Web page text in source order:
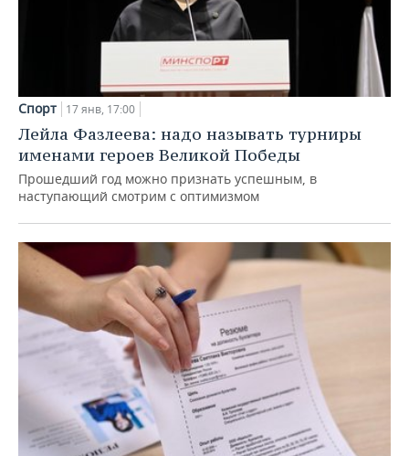
Спорт 17 янв, 17:00
Лейла Фазлеева: надо называть турниры
именами героев Великой Победы
Прошедший год можно признать успешным, в
наступающий смотрим с оптимизмом